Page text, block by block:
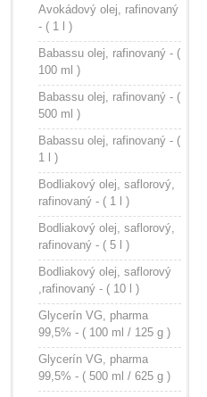
Avokádový olej, rafinovaný
- ( 1 l )
Babassu olej, rafinovaný - (
100 ml )
Babassu olej, rafinovaný - (
500 ml )
Babassu olej, rafinovaný - (
1 l )
Bodliakový olej, saflorový,
rafinovaný - ( 1 l )
Bodliakový olej, saflorový,
rafinovaný - ( 5 l )
Bodliakový olej, saflorový
,rafinovaný - ( 10 l )
Glycerín VG, pharma
99,5% - ( 100 ml / 125 g )
Glycerín VG, pharma
99,5% - ( 500 ml / 625 g )